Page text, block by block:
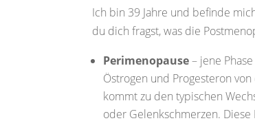
Ich bin 39 Jahre und befinde
du dich fragst, was die
Perimenopause– jene
Östrogen und Progesteron
kommt zu den typischen
oder Gelenkschmerzen. Diese